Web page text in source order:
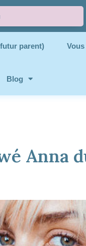
parent)
Blog
Anna